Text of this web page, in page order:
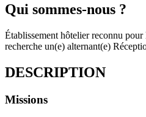
Qui sommes-nous ?
Établissement hôtelier reconnu
recherche un(e) alternant(e)
DESCRIPTION
Missions